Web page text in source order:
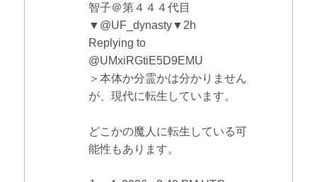
智子＠第４４４代目
▼@UF_dynasty▼2h
Replying to
@UMxiRGtiE5D9EMU
＞本体か分霊かは分かりません
が、現代に転生しています。
どこかの魔人に転生している可
能性もあります。